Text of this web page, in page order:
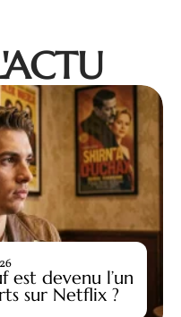
est devenu l’un
sur Netflix ?